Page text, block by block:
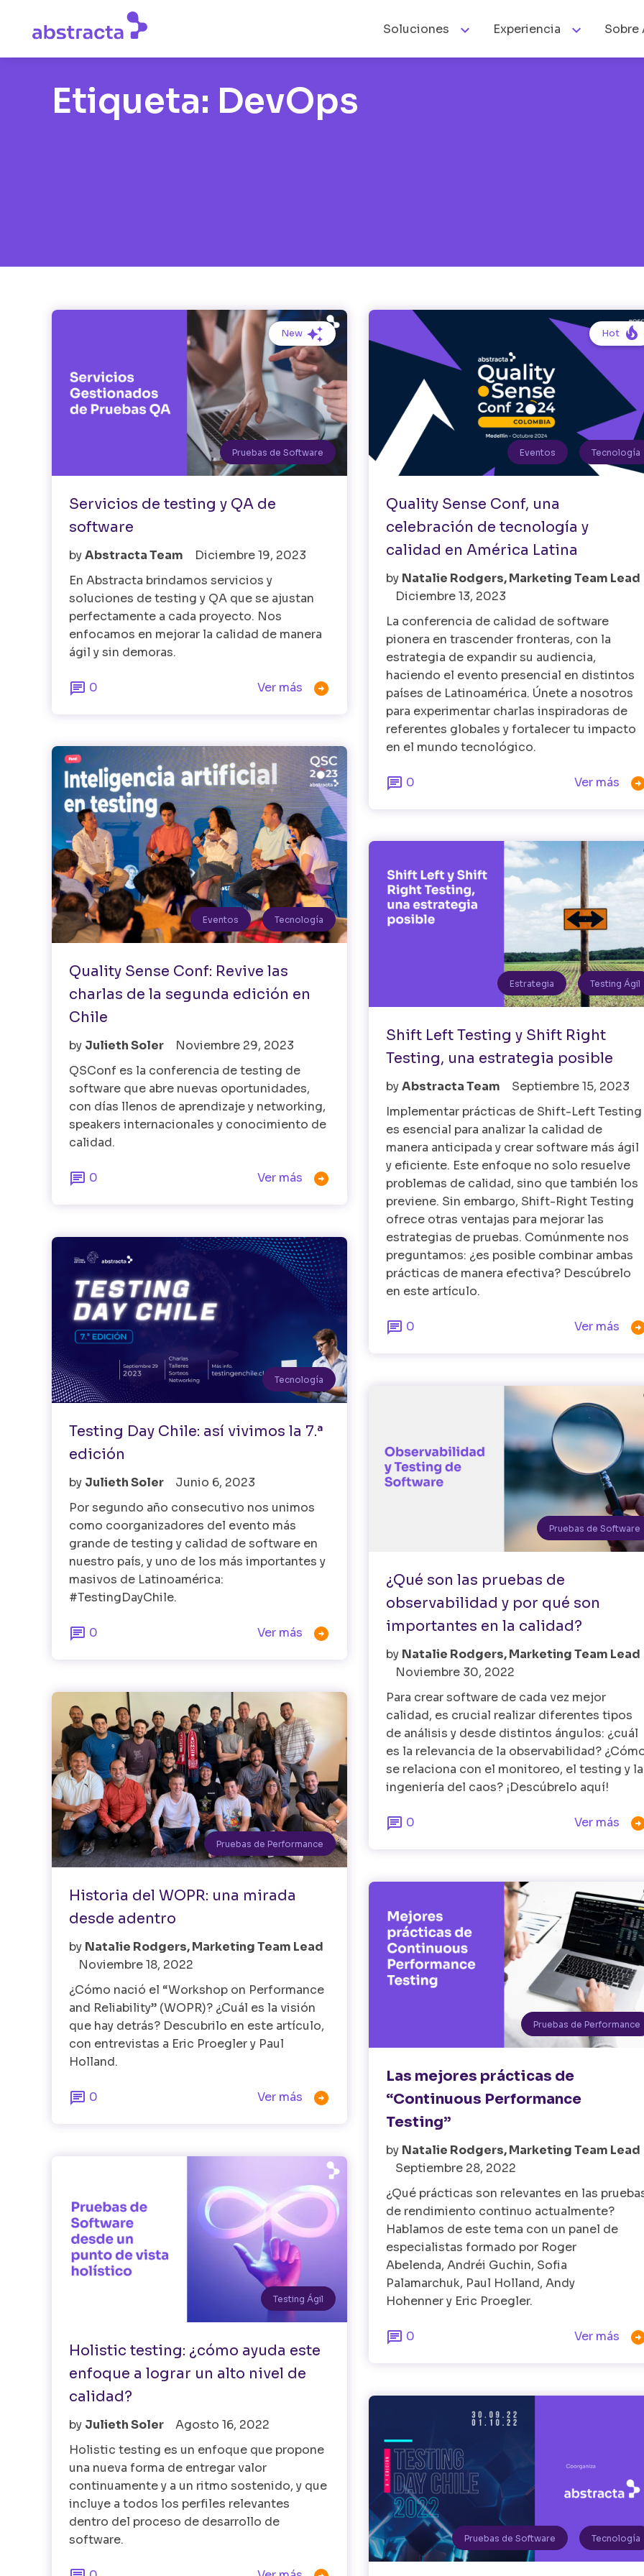
Soluciones  Experiencia  Sobre
Etiqueta: DevOps
New
Pruebas de Software
Servicios de testing y QA de
software
byAbstracta Team
Diciembre 19, 2023
En Abstracta brindamos servicios y
soluciones de testing y QA que se ajustan
perfectamente a cada proyecto. Nos
enfocamos en mejorar la calidad de manera
ágil y sin demoras.
 0 Ver más 
Hot 
Eventos Tecnología
Quality Sense Conf, una
celebración de tecnología y
calidad en América Latina
by Natalie Rodgers, Marketing Team Lead
Diciembre 13, 2023
La conferencia de calidad de software
pionera en trascender fronteras, con la
estrategia de expandir su audiencia,
haciendo el evento presencial en distintos
países de Latinoamérica. Únete a nosotros
para experimentar charlas inspiradoras de
referentes globales y fortalecer tu impacto
en el mundo tecnológico.
 0 Ver más
Eventos Tecnología
Quality Sense Conf: Revive las
charlas de la segunda edición en
Chile
by Julieth Soler
Noviembre 29, 2023
QSConf es la conferencia de testing de
software que abre nuevas oportunidades,
con días llenos de aprendizaje y networking,
speakers internacionales y conocimiento de
calidad.
 0 Ver más 
Estrategia Testing Ágil
Shift Left Testing y Shift Right
Testing, una estrategia posible
byAbstracta Team
Septiembre 15, 2023
Implementar prácticas de Shift-Left Testing
es esencial para analizar la calidad de
manera anticipada y crear software más ágil
y eficiente. Este enfoque no solo resuelve
problemas de calidad, sino que también los
previene. Sin embargo, Shift-Right Testing
ofrece otras ventajas para mejorar las
estrategias de pruebas. Comúnmente nos
preguntamos: ¿es posible combinar ambas
prácticas de manera efectiva? Descúbrelo
en este artículo.
 0 Ver más
Tecnología
Testing Day Chile: así vivimos la 7.ª
edición
by Julieth Soler
Junio 6, 2023
Por segundo año consecutivo nos unimos
como coorganizadores del evento más
grande de testing y calidad de software en
nuestro país, y uno de los más importantes y
masivos de Latinoamérica:
#TestingDayChile.
 0 Ver más 
Pruebas de Software
¿Qué son las pruebas de
observabilidad y por qué son
importantes en la calidad?
by Natalie Rodgers, Marketing Team Lead
Noviembre 30, 2022
Para crear software de cada vez mejor
calidad, es crucial realizar diferentes tipos
de análisis y desde distintos ángulos: ¿cuál
es la relevancia de la observabilidad?
se relaciona con el monitoreo, el testing y la
ingeniería del caos? ¡Descúbrelo aquí!
 0 Ver más
Pruebas de Performance
Historia del WOPR: una mirada
desde adentro
by Natalie Rodgers, Marketing Team Lead
Noviembre 18, 2022
¿Cómo nació el “Workshop on Performance
and Reliability” (WOPR)? ¿Cuál es la visión
que hay detrás? Descubrilo en este artículo,
con entrevistas a Eric Proegler y Paul
Holland.
 0 Ver más 
Pruebas de Performance
Las mejores prácticas de
“Continuous Performance
Testing”
by Natalie Rodgers, Marketing Team Lead
Septiembre 28, 2022
¿Qué prácticas son relevantes en las
de rendimiento continuo actualmente?
Hablamos de este tema con un panel de
especialistas formado por Roger
Abelenda, Andréi Guchin, Sofia
Palamarchuk, Paul Holland, Andy
Hohenner y Eric Proegler.
 0 Ver más
Testing Ágil
Holistic testing: ¿cómo ayuda este
enfoque a lograr un alto nivel de
calidad?
by Julieth Soler
Agosto 16, 2022
Holistic testing es un enfoque que propone
una nueva forma de entregar valor
continuamente y a un ritmo sostenido, y que
incluye a todos los perfiles relevantes
dentro del proceso de desarrollo de
software.
Pruebas de Software Tecnología